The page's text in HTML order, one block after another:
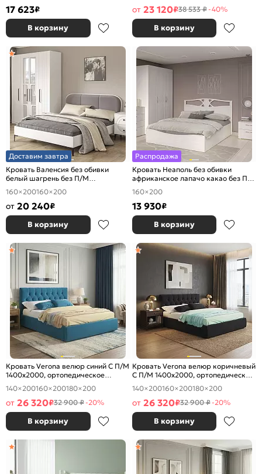
17 623₽
В корзину
от 23 120₽38 533 ₽-40%
В корзину
Доставим завтра
Кровать Валенсия без обивки
белый шагрень без П/М
1600x2000, изголовье мягкое
160×200160×200
от 20 240₽
В корзину
Распродажа
Кровать Неаполь без обивки
африканское лапачо какао без П/
М 1600x2000, изголовье жесткое
160×200
13 930₽
В корзину
Кровать Verona велюр синий С П/М
1400x2000, ортопедическое
основание, изголовье мягкое
140×200160×200180×200
от 26 320₽32 900 ₽-20%
В корзину
Кровать Verona велюр коричневый
С П/М 1400x2000, ортопедическое
основание, изголовье мягкое
140×200160×200180×200
от 26 320₽32 900 ₽-20%
В корзину